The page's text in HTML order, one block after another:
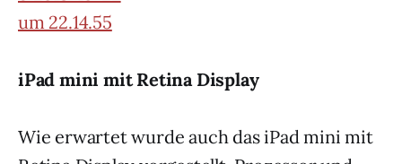
iPad mini mit Retina Display
Wie erwartet wurde auch das iPad mini mit